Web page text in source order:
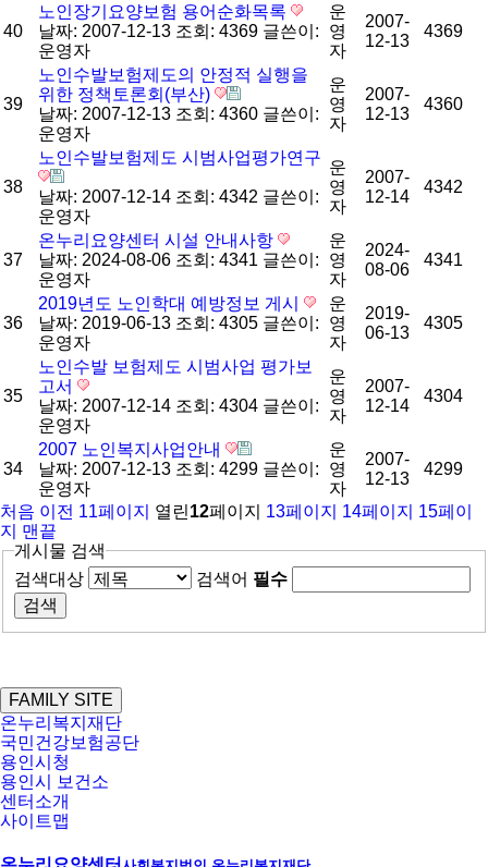
40
노인장기요양보험 용어순화목록
날짜: 2007-12-13 조회: 4369 글쓴이:
운영자
운
영
자
2007-
12-13
4369
39
노인수발보험제도의 안정적 실행을
위한 정책토론회(부산)
날짜: 2007-12-13 조회: 4360 글쓴이:
운영자
운
영
자
2007-
12-13
4360
38
노인수발보험제도 시범사업평가연구
날짜: 2007-12-14 조회: 4342 글쓴이:
운영자
운
영
자
2007-
12-14
4342
37
온누리요양센터 시설 안내사항
날짜: 2024-08-06 조회: 4341 글쓴이:
운영자
운
영
자
2024-
08-06
4341
36
2019년도 노인학대 예방정보 게시
날짜: 2019-06-13 조회: 4305 글쓴이:
운영자
운
영
자
2019-
06-13
4305
35
노인수발 보험제도 시범사업 평가보
고서
날짜: 2007-12-14 조회: 4304 글쓴이:
운영자
운
영
자
2007-
12-14
4304
34
2007 노인복지사업안내
날짜: 2007-12-13 조회: 4299 글쓴이:
운영자
운
영
자
2007-
12-13
4299
처음 이전 11페이지 열린12페이지 13페이지 14페이지 15페이
지
맨끝
게시물 검색
검색대상
검색어 필수
FAMILY SITE
온누리복지재단
국민건강보험공단
용인시청
용인시 보건소
센터소개
사이트맵